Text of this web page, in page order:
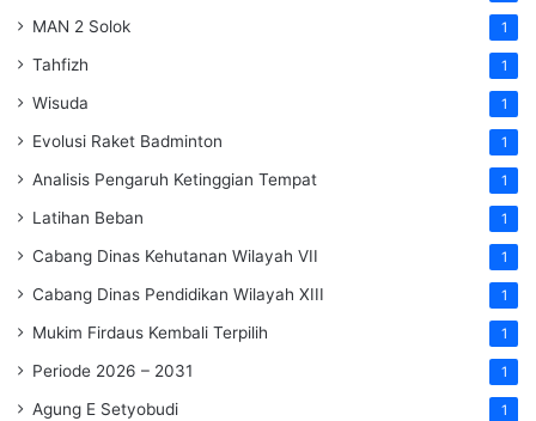
MAN 2 Solok 1
Tahfizh 1
Wisuda 1
Evolusi Raket Badminton 1
Analisis Pengaruh Ketinggian Tempat 1
Latihan Beban 1
Cabang Dinas Kehutanan Wilayah VII 1
Cabang Dinas Pendidikan Wilayah XIII 1
Mukim Firdaus Kembali Terpilih 1
Periode 2026 – 2031 1
Agung E Setyobudi 1